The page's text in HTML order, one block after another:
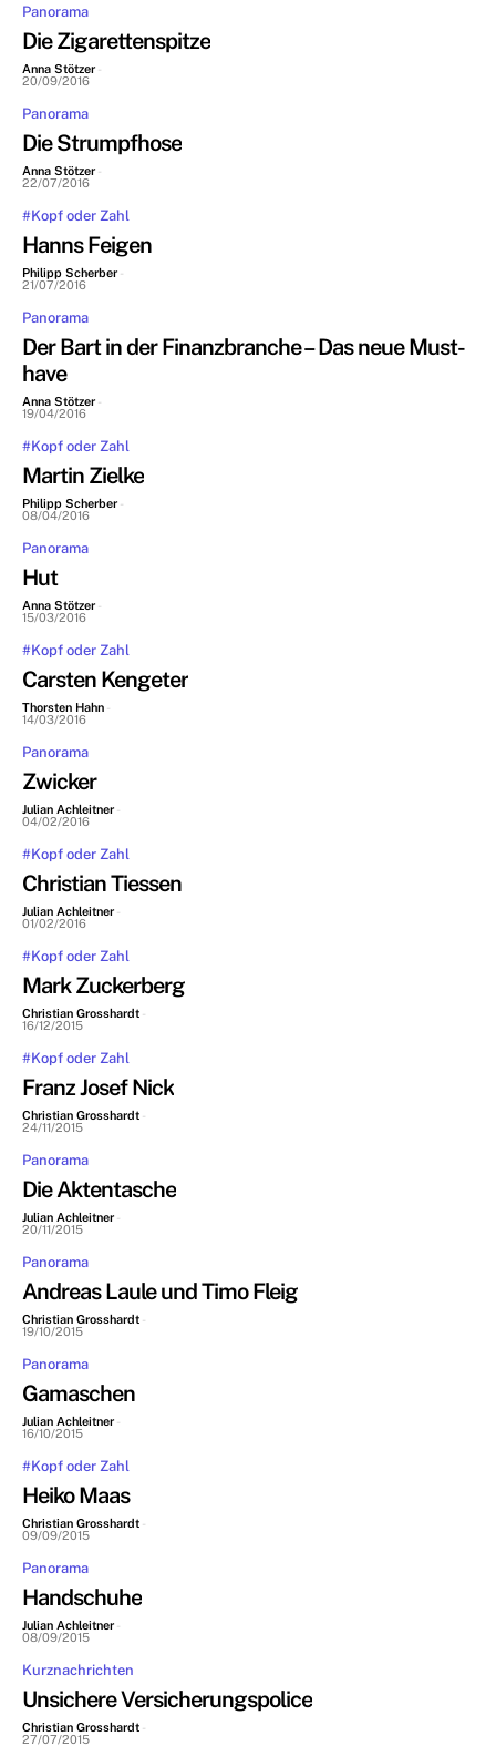
Panorama
Die Zigarettenspitze
Anna Stötzer -
20/09/2016
Panorama
Die Strumpfhose
Anna Stötzer -
22/07/2016
#Kopf oder Zahl
Hanns Feigen
Philipp Scherber -
21/07/2016
Panorama
Der Bart in der Finanzbranche – Das neue Must-
have
Anna Stötzer -
19/04/2016
#Kopf oder Zahl
Martin Zielke
Philipp Scherber -
08/04/2016
Panorama
Hut
Anna Stötzer -
15/03/2016
#Kopf oder Zahl
Carsten Kengeter
Thorsten Hahn -
14/03/2016
Panorama
Zwicker
Julian Achleitner -
04/02/2016
#Kopf oder Zahl
Christian Tiessen
Julian Achleitner -
01/02/2016
#Kopf oder Zahl
Mark Zuckerberg
Christian Grosshardt -
16/12/2015
#Kopf oder Zahl
Franz Josef Nick
Christian Grosshardt -
24/11/2015
Panorama
Die Aktentasche
Julian Achleitner -
20/11/2015
Panorama
Andreas Laule und Timo Fleig
Christian Grosshardt -
19/10/2015
Panorama
Gamaschen
Julian Achleitner -
16/10/2015
#Kopf oder Zahl
Heiko Maas
Christian Grosshardt -
09/09/2015
Panorama
Handschuhe
Julian Achleitner -
08/09/2015
Kurznachrichten
Unsichere Versicherungspolice
Christian Grosshardt -
27/07/2015